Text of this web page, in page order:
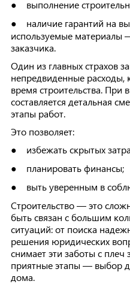
● выполнение
●
наличие гарантий на
используемые материалы
заказчика.
Один из главных страхов
непредвиденные расходы,
время строительства. При
составляется детальная
этапы работ.
Это позволяет:
● избежать скрытых
● планировать финансы;
●
выть уверенным в
Строительство — это
быть связан с большим
ситуаций: от поиска
решения юридических
снимает эти заботы с плеч
приятные этапы — выбор
дома.